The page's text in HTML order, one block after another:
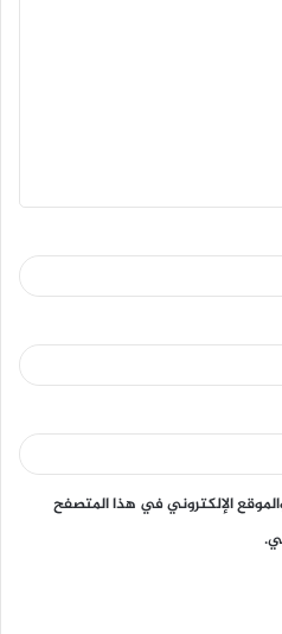
الإلكتروني في هذا المتصفح